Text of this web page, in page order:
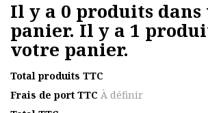
Il y a 0 produits dans
panier.Il y a 1
votre panier.
Total produits TTC
Frais de port TTC À définir